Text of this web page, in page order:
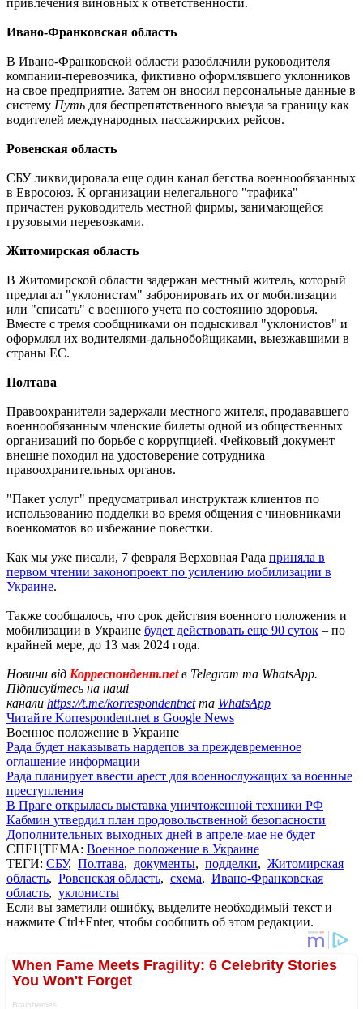
Ивано-Франковская область
В Ивано-Франковской области разоблачили руководителя
компании-перевозчика, фиктивно оформлявшего уклонников
на свое предприятие. Затем он вносил персональные данные в
систему Путь для беспрепятственного выезда за границу как
водителей международных пассажирских рейсов.
Ровенская область
СБУ ликвидировала еще один канал бегства военнообязанных
в Евросоюз. К организации нелегального "трафика"
причастен руководитель местной фирмы, занимающейся
грузовыми перевозками.
Житомирская область
В Житомирской области задержан местный житель, который
предлагал "уклонистам" забронировать их от мобилизации
или "списать" с военного учета по состоянию здоровья.
Вместе с тремя сообщниками он подыскивал "уклонистов" и
оформлял их водителями-дальнобойщиками, выезжавшими в
страны ЕС.
Полтава
Правоохранители задержали местного жителя, продававшего
военнообязанным членские билеты одной из общественных
организаций по борьбе с коррупцией. Фейковый документ
внешне походил на удостоверение сотрудника
правоохранительных органов.
"Пакет услуг" предусматривал инструктаж клиентов по
использованию подделки во время общения с чиновниками
военкоматов во избежание повестки.
Как мы уже писали, 7 февраля Верховная Рада приняла в
первом чтении законопроект по усилению мобилизации в
Украине.
Также сообщалось, что срок действия военного положения и
мобилизации в Украине будет действовать еще 90 суток – по
крайней мере, до 13 мая 2024 года.
Новини від Корреспондент.netв Telegram та WhatsApp.
Підписуйтесь на наші
канали https://t.me/korrespondentnetта WhatsApp
Читайте Korrespondent.net в Google News
Военное положение в Украине
Рада будет наказывать нардепов за преждевременное
оглашение информации
Рада планирует ввести арест для военнослужащих за военные
преступления
В Праге открылась выставка уничтоженной техники РФ
Кабмин утвердил план продовольственной безопасности
Дополнительных выходных дней в апреле-мае не будет
СПЕЦТЕМА: Военное положение в Украине
ТЕГИ: СБУ, Полтава, документы, подделки, Житомирская
область, Ровенская область, схема, Ивано-Франковская
область, уклонисты
Если вы заметили ошибку, выделите необходимый текст и
нажмите Ctrl+Enter, чтобы сообщить об этом редакции.